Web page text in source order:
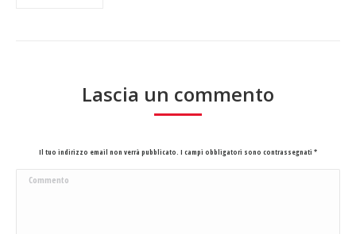
Lascia un commento
Il tuo indirizzo email non verrà pubblicato. I campi obbligatori sono contrassegnati *
Commento